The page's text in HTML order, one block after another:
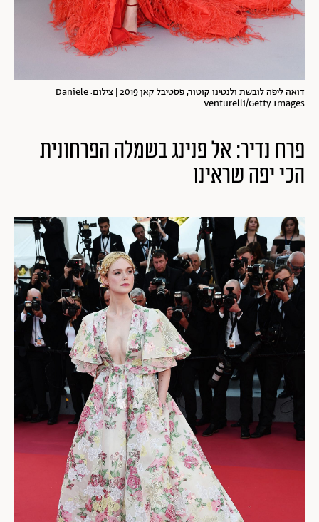
דואה ליפה לובשת ולנטינו קוטור, פסטיבל קאן 2019 | צילום: Daniele
Venturelli/Getty Images
פרח נדיר: אל פנינג בשמלה הפרחונית
הכי יפה שראינו